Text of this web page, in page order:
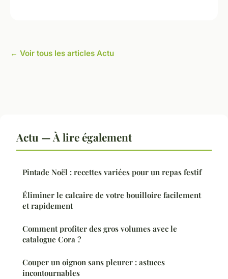
← Voir tous les articles Actu
Actu — À lire également
Pintade Noël : recettes variées pour un repas festif
Éliminer le calcaire de votre bouilloire facilement
et rapidement
Comment profiter des gros volumes avec le
catalogue Cora ?
Couper un oignon sans pleurer : astuces
incontournables